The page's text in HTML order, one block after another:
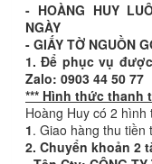
- HOÀNG HUY
NGÀY
- GIẤY TỜ NGUỒN
1. Để phục vụ
Zalo: 0903 44 50 77
*** Hình thức thanh
Hoàng Huy có 2
1. Giao hàng thu tiền
2. Chuyển khoản 2